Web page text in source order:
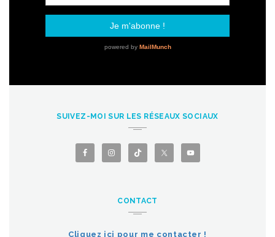
SUIVEZ-MOI SUR LES RÉSEAUX SOCIAUX
CONTACT
Cliquez ici pour me contacter !